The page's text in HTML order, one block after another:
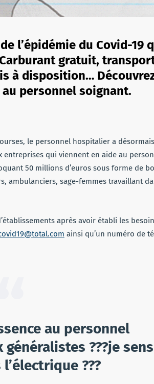
l’épidémie du Covid-19
gratuit,
à disposition…
personnel soignant.
le personnel hospitalier a
entreprises qui viennent en aide au
50 millions d’euros sous forme de
ambulanciers, sage-femmes travaillant
après avoir établi les
ainsi qu’un numéro de
au personnel
???je sens
???